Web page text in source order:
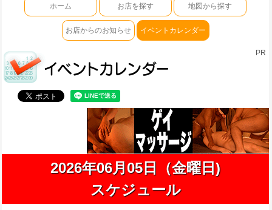
ホーム お店を探す 地図から探す
お店からのお知らせ イベントカレンダー
PR
2026年06月05日（金曜日)
スケジュール